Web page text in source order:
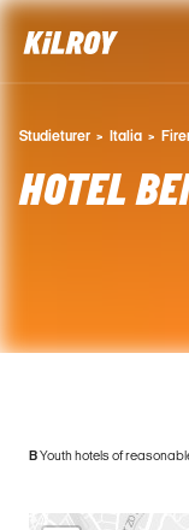
Studieturer Italia
HOTEL
BYouth hotels of